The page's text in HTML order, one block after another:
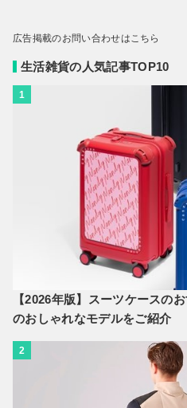
広告掲載のお問い合わせはこちら
生活雑貨の人気記事TOP10
1
【2026年版】スーツケースの
のおしゃれなモデルをご紹介
2